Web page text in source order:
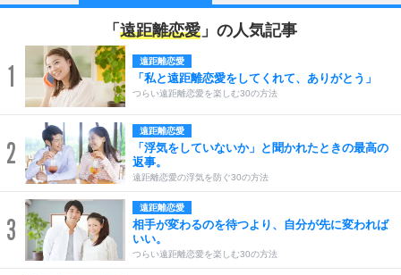
「 遠距離恋愛 」の人気記事
1 遠距離恋愛
「私と遠距離恋愛をしてくれて、ありがとう」
つらい遠距離恋愛を楽しむ30の方法
2
遠距離恋愛
「浮気をしていないか」と聞かれたときの最高の
返事。
遠距離恋愛の浮気を防ぐ30の方法
3
遠距離恋愛
相手が変わるのを待つより、自分が先に変われば
いい。
つらい遠距離恋愛を楽しむ30の方法